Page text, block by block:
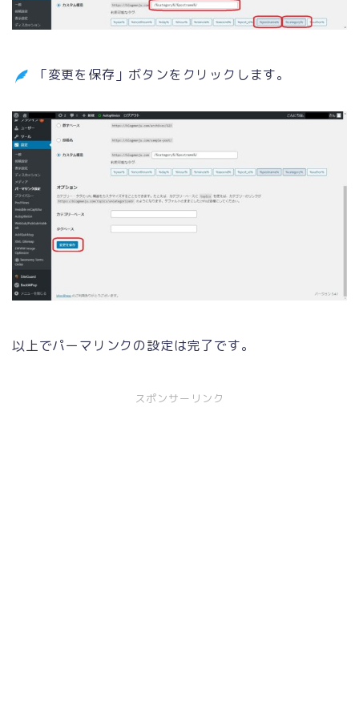
「変更を保存」ボタンをクリックします。
以上でパーマリンクの設定は完了です。
スポンサーリンク